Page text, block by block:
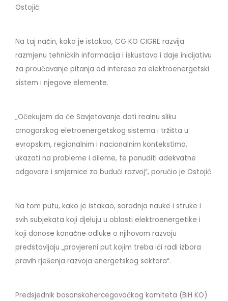
Ostojić.
Na taj način, kako je istakao, CG KO CIGRE razvija
razmjenu tehničkih informacija i iskustava i daje inicijativu
za proučavanje pitanja od interesa za elektroenergetski
sistem i njegove elemente.
„Očekujem da će Savjetovanje dati realnu sliku
crnogorskog eletroenergetskog sistema i tržišta u
evropskim, regionalnim i nacionalnim kontekstima,
ukazati na probleme i dileme, te ponuditi adekvatne
odgovore i smjernice za budući razvoj“, poručio je Ostojić.
Na tom putu, kako je istakao, saradnja nauke i struke i
svih subjekata koji djeluju u oblasti elektroenergetike i
koji donose konačne odluke o njihovom razvoju
predstavljaju „provjereni put kojim treba ići radi izbora
pravih rješenja razvoja energetskog sektora“.
Predsjednik bosanskohercegovačkog komiteta (BiH KO)